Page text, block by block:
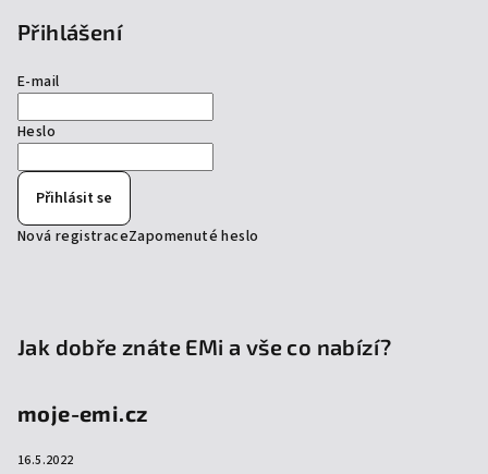
Přihlášení
E-mail
Heslo
Přihlásit se
Nová registraceZapomenuté heslo
Jak dobře znáte EMi a vše co nabízí?
moje-emi.cz
16.5.2022